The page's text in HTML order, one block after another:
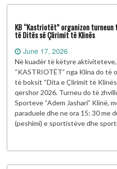
KB “Kastriotët” organizon
të Ditës së Çlirimit të Klinës
June 17, 2026
Në kuadër të këtyre
“KASTRIOTËT” nga Klina do të
të boksit “Dita e Çlirimit të
qershor 2026. Turneu do të
Sporteve “Adem Jashari” Klinë,
paraduele dhe ne ora 15: 30 me
(peshimi) e sportistëve dhe